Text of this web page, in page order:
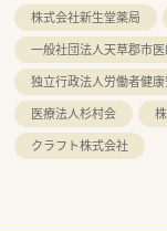
株式会社新生堂薬局
一般社団法人天草郡市
独立行政法人労働者健
医療法人杉村会
クラフト株式会社